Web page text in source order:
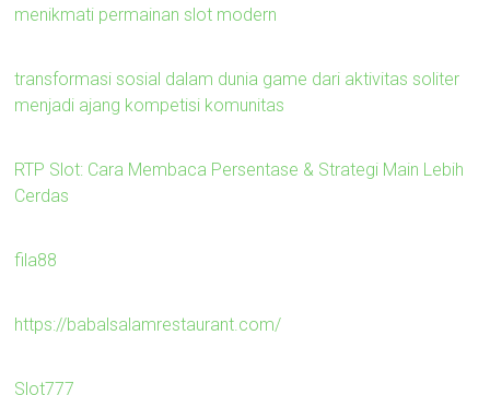
menikmati permainan slot modern
transformasi sosial dalam dunia game dari aktivitas soliter
menjadi ajang kompetisi komunitas
RTP Slot: Cara Membaca Persentase & Strategi Main Lebih
Cerdas
fila88
https://babalsalamrestaurant.com/
Slot777